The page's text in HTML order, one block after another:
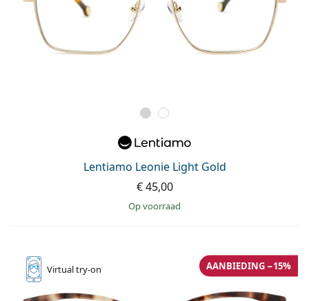
Lentiamo Leonie Light Gold
€ 45,00
op voorraad
Virtualtry-on AANBIEDING −15%